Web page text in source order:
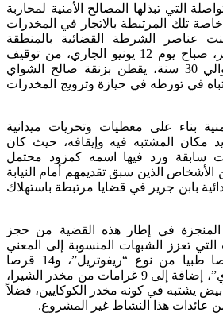
التي تبذلها المصالح الأمنية لمحاربة
تلك المرتبطة بالاتجار في المخدرات
عناصر الشرطة القضائية بالمنطقة
الإقليمية للأمن بابن جرير، صباح يوم 12 يونيو الجاري، من توقيف
شاب يبلغ من العمر حوالي 30 سنة، يقطن بزنقة صالح الشواي
في تورطه في حيازة وترويج المخدرات
بناء على معطيات وتحريات ميدانية
مكان المشتبه فيه وإيقافه، حيث كان
سابقة ورد فيها اسمه كمزود محتمل
الأشخاص الذين سبق تقديمهم أمام النيابة
بابن جرير في قضايا مرتبطة باستهلاك
في إطار هذه القضية من حجز
تعزز الشبهات المنسوبة إلى المعني
بالأمر، من بينها 44 قرصا طبيا من نوع “ريفوتريل”، و14 قرصا
مهلوسا من نوع “إكستازي”، إضافة إلى 9 غرامات من مخدر الشيرا،
يشتبه في كونه مخدر الكوكايين، فضلاً
عائدات هذا النشاط غير المشروع.